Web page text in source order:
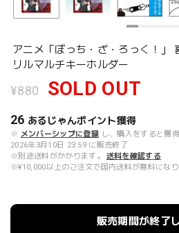
アニメ「ぼっち・ざ・ろっく！」
リルマルチキーホルダー
¥880 SOLD OUT
26 あるじゃんポイント獲得
※ メンバーシップに登録 し、購入をすると獲
2026年3月10日 23:59 に販売終了
※別途送料がかかります。
送料を確認する
※¥10,000以上のご注文で国内送料が無料になり
販売期間が終了